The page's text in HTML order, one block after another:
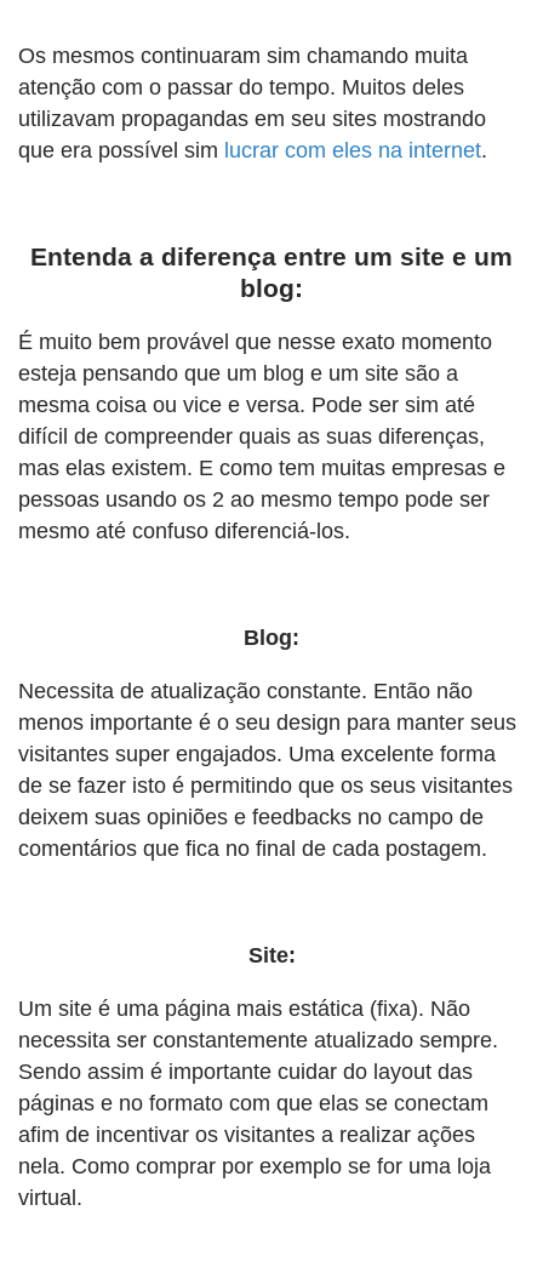
Os mesmos continuaram sim chamando muita
atenção com o passar do tempo. Muitos deles
utilizavam propagandas em seu sites mostrando
que era possível sim lucrar com eles na internet.
Entenda a diferença entre um site e um
blog:
É muito bem provável que nesse exato momento
esteja pensando que um blog e um site são a
mesma coisa ou vice e versa. Pode ser sim até
difícil de compreender quais as suas diferenças,
mas elas existem. E como tem muitas empresas e
pessoas usando os 2 ao mesmo tempo pode ser
mesmo até confuso diferenciá-los.
Blog:
Necessita de atualização constante. Então não
menos importante é o seu design para manter seus
visitantes super engajados. Uma excelente forma
de se fazer isto é permitindo que os seus visitantes
deixem suas opiniões e feedbacks no campo de
comentários que fica no final de cada postagem.
Site:
Um site é uma página mais estática (fixa). Não
necessita ser constantemente atualizado sempre.
Sendo assim é importante cuidar do layout das
páginas e no formato com que elas se conectam
afim de incentivar os visitantes a realizar ações
nela. Como comprar por exemplo se for uma loja
virtual.